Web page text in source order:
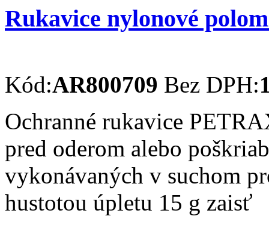
Rukavice nylonové
Kód:AR800709 Bez DPH:
Ochranné rukavice
pred oderom alebo
vykonávaných v suchom
hustotou úpletu 15 g zaisť